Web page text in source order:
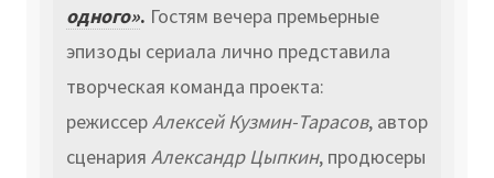
одного». Гостям вечера премьерные
эпизоды сериала лично представила
творческая команда проекта:
режиссерАлексей Кузмин-Тарасов, автор
сценария Александр Цыпкин, продюсеры